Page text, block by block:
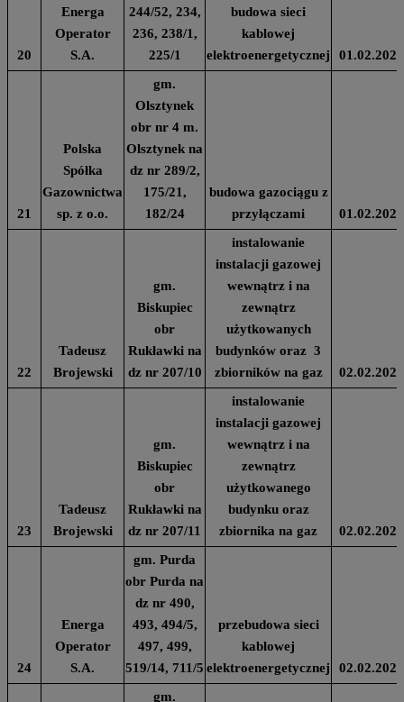
20
Energa
Operator
S.A.
244/52, 234,
236, 238/1,
225/1
budowa sieci
kablowej
elektroenergetycznej
01.02.2024
21
Polska
Spółka
Gazownictwa
sp. z o.o.
gm.
Olsztynek
obr nr 4 m.
Olsztynek na
dz nr 289/2,
175/21,
182/24
budowa gazociągu z
przyłączami
01.02.2024
22
Tadeusz
Brojewski
gm.
Biskupiec
obr
Rukławki na
dz nr 207/10
instalowanie
instalacji gazowej
wewnątrz i na
zewnątrz
użytkowanych
budynków oraz 3
zbiorników na gaz
02.02.2024
23
Tadeusz
Brojewski
gm.
Biskupiec
obr
Rukławki na
dz nr 207/11
instalowanie
instalacji gazowej
wewnątrz i na
zewnątrz
użytkowanego
budynku oraz
zbiornika na gaz
02.02.2024
24
Energa
Operator
S.A.
gm. Purda
obr Purda na
dz nr 490,
493, 494/5,
497, 499,
519/14, 711/5
przebudowa sieci
kablowej
elektroenergetycznej
02.02.2024
gm.